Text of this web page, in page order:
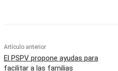
Artículo anterior
El PSPV propone ayudas para
facilitar a las familias